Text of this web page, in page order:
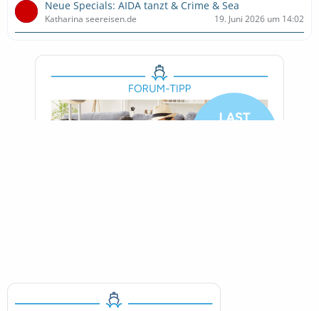
Neue Specials: AIDA tanzt & Crime & Sea
Katharina seereisen.de 19. Juni 2026 um 14:02